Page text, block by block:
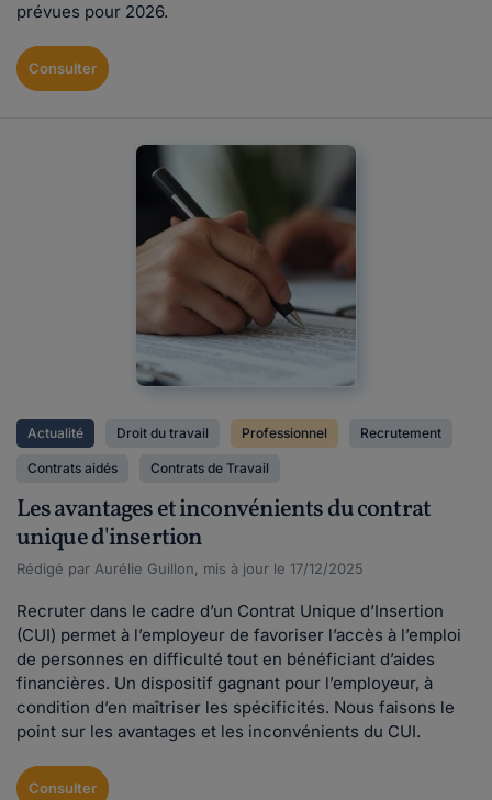
prévues pour 2026.
Consulter
Actualité Droit du travail Professionnel Recrutement
Contrats aidés Contrats de Travail
Les avantages et inconvénients du contrat
unique d'insertion
Rédigé par Aurélie Guillon, mis à jour le 17/12/2025
Recruter dans le cadre d’un Contrat Unique d’Insertion
(CUI) permet à l’employeur de favoriser l’accès à l’emploi
de personnes en difficulté tout en bénéficiant d’aides
financières. Un dispositif gagnant pour l’employeur, à
condition d’en maîtriser les spécificités. Nous faisons le
point sur les avantages et les inconvénients du CUI.
Consulter